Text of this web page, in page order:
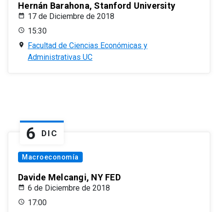
Hernán Barahona, Stanford University
17 de Diciembre de 2018
15:30
Facultad de Ciencias Económicas y
Administrativas UC
6 DIC
Macroeconomía
Davide Melcangi, NY FED
6 de Diciembre de 2018
17:00